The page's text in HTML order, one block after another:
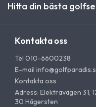
Hitta din bästa
Kontakta oss
Tel 010-6600238
E-mail
Kontakta oss
Adress: Elektravägen 31,
30 Hägersten